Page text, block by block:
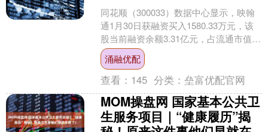
同花顺（300033）数据中心显示，映翰
通1月30日获融资买入1580.33万元，该
股当前融资余额3.31亿元，占流通市值的
7.52%，超过历史90%分位水平。....
涌融优配
查看： 145 分类： 垒富优配官网
MOM操盘网 国家基本公共卫
生服务项目｜“健康履历”揭